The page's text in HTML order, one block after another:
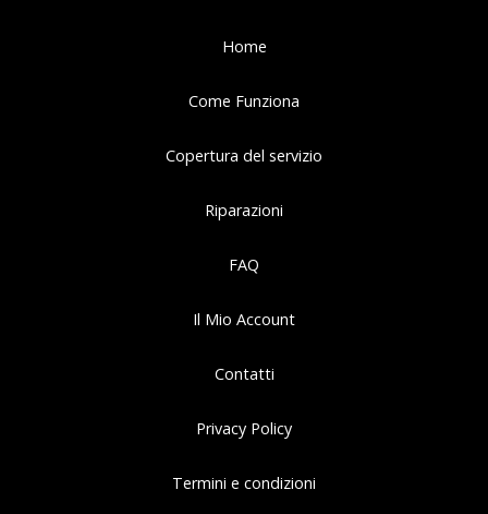
Home
Come Funziona
Copertura del servizio
Riparazioni
FAQ
Il Mio Account
Contatti
Privacy Policy
Termini e condizioni